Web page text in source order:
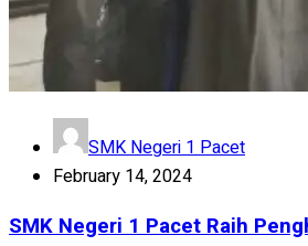
SMK Negeri 1 Pacet
February 14, 2024
SMK Negeri 1 Pacet Raih